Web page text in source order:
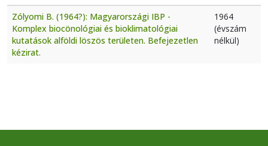
Zólyomi B. (1964?): Magyarországi IBP -
Komplex biocönológiai és bioklimatológiai
kutatások alföldi löszös területen. Befejezetlen
kézirat.
1964
(évszám
nélkül)